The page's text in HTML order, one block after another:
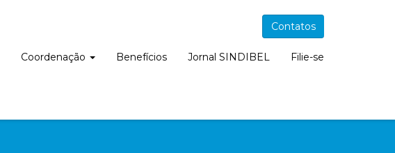
Contatos
Coordenação Benefícios Jornal SINDIBEL Filie-se